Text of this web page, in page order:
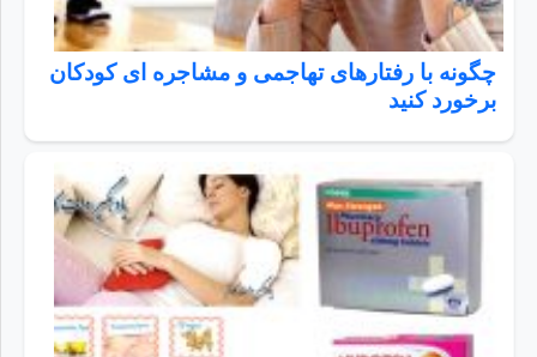
چگونه با رفتارهای تهاجمی و مشاجره ای کودکان
برخورد کنید